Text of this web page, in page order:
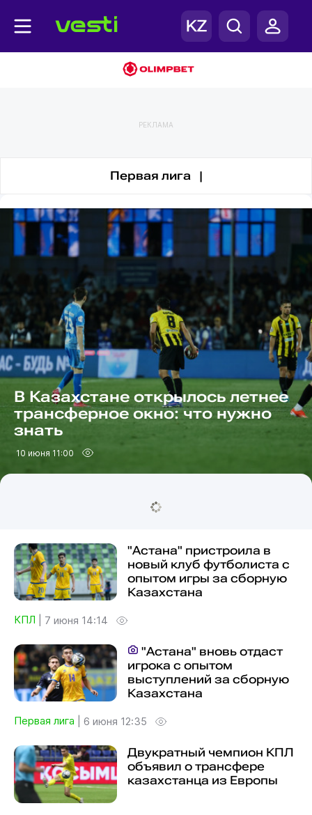
РЕКЛАМА
Первая лига |
В Казахстане открылось летнее
трансферное окно: что нужно
знать
10 июня 11:00
"Астана" пристроила в
новый клуб футболиста с
опытом игры за сборную
Казахстана
КПЛ 7 июня 14:14
игрока с опытом
выступлений за сборную
Казахстана
Первая лига 6 июня 12:35
Двукратный чемпион КПЛ
объявил о трансфере
казахстанца из Европы